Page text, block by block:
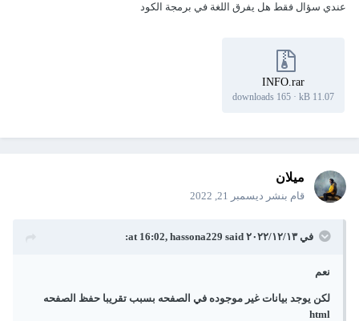
برمجه الكود
عندي سؤال فقط هل يفرق اللغة في برمجة الكود
INFO.rar
11.07 kB
·
165 downloads
ميلان
قام بنشر ديسمبر 21, 2022
في ١٣‏/١٢‏/٢٠٢٢ at 16:02, hassona229said:
نعم
لكن يوجد بيانات غير موجوده في الصفحه بسبب تقريبا حفظ الصفحه
html